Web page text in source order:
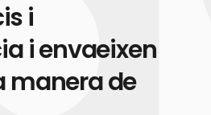
i
i envaeixen
manera de